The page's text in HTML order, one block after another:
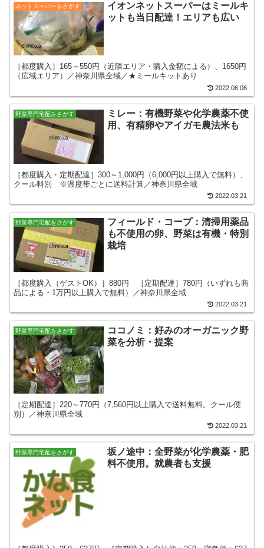
ネットスーパーをさがす
イオンネットスーパーはミールキ
ットも当日配達！エリアも広い
［都度購入］165～550円（近隣エリア・購入金額による）、1650円
（広域エリア）／神奈川県全域／★ミールキットあり
2022.06.06
野菜専門宅配をさがす
ミレー：有機野菜や化学農薬不使
用、有精卵やアイガモ農法米も
［都度購入・定期配達］300～1,000円（6,000円以上購入で無料）、
クール料別 ※温度帯ごとに送料計算／神奈川県全域
2022.03.21
野菜専門宅配をさがす
フィールド・コープ：清掃用薬品
も不使用の卵、野菜は有機・特別
栽培
［都度購入（ゲストOK）］880円 ［定期配達］780円（いずれも商
品による・1万円以上購入で無料）／神奈川県全域
2022.03.21
野菜専門宅配をさがす
ココノミ：好みのオーガニック野
菜を分析・提案
［定期配達］220～770円（7,560円以上購入で送料無料。クール便
別）／神奈川県全域
2022.03.21
野菜専門宅配をさがす
坂ノ途中：全野菜が化学農薬・肥
料不使用。就農者も支援